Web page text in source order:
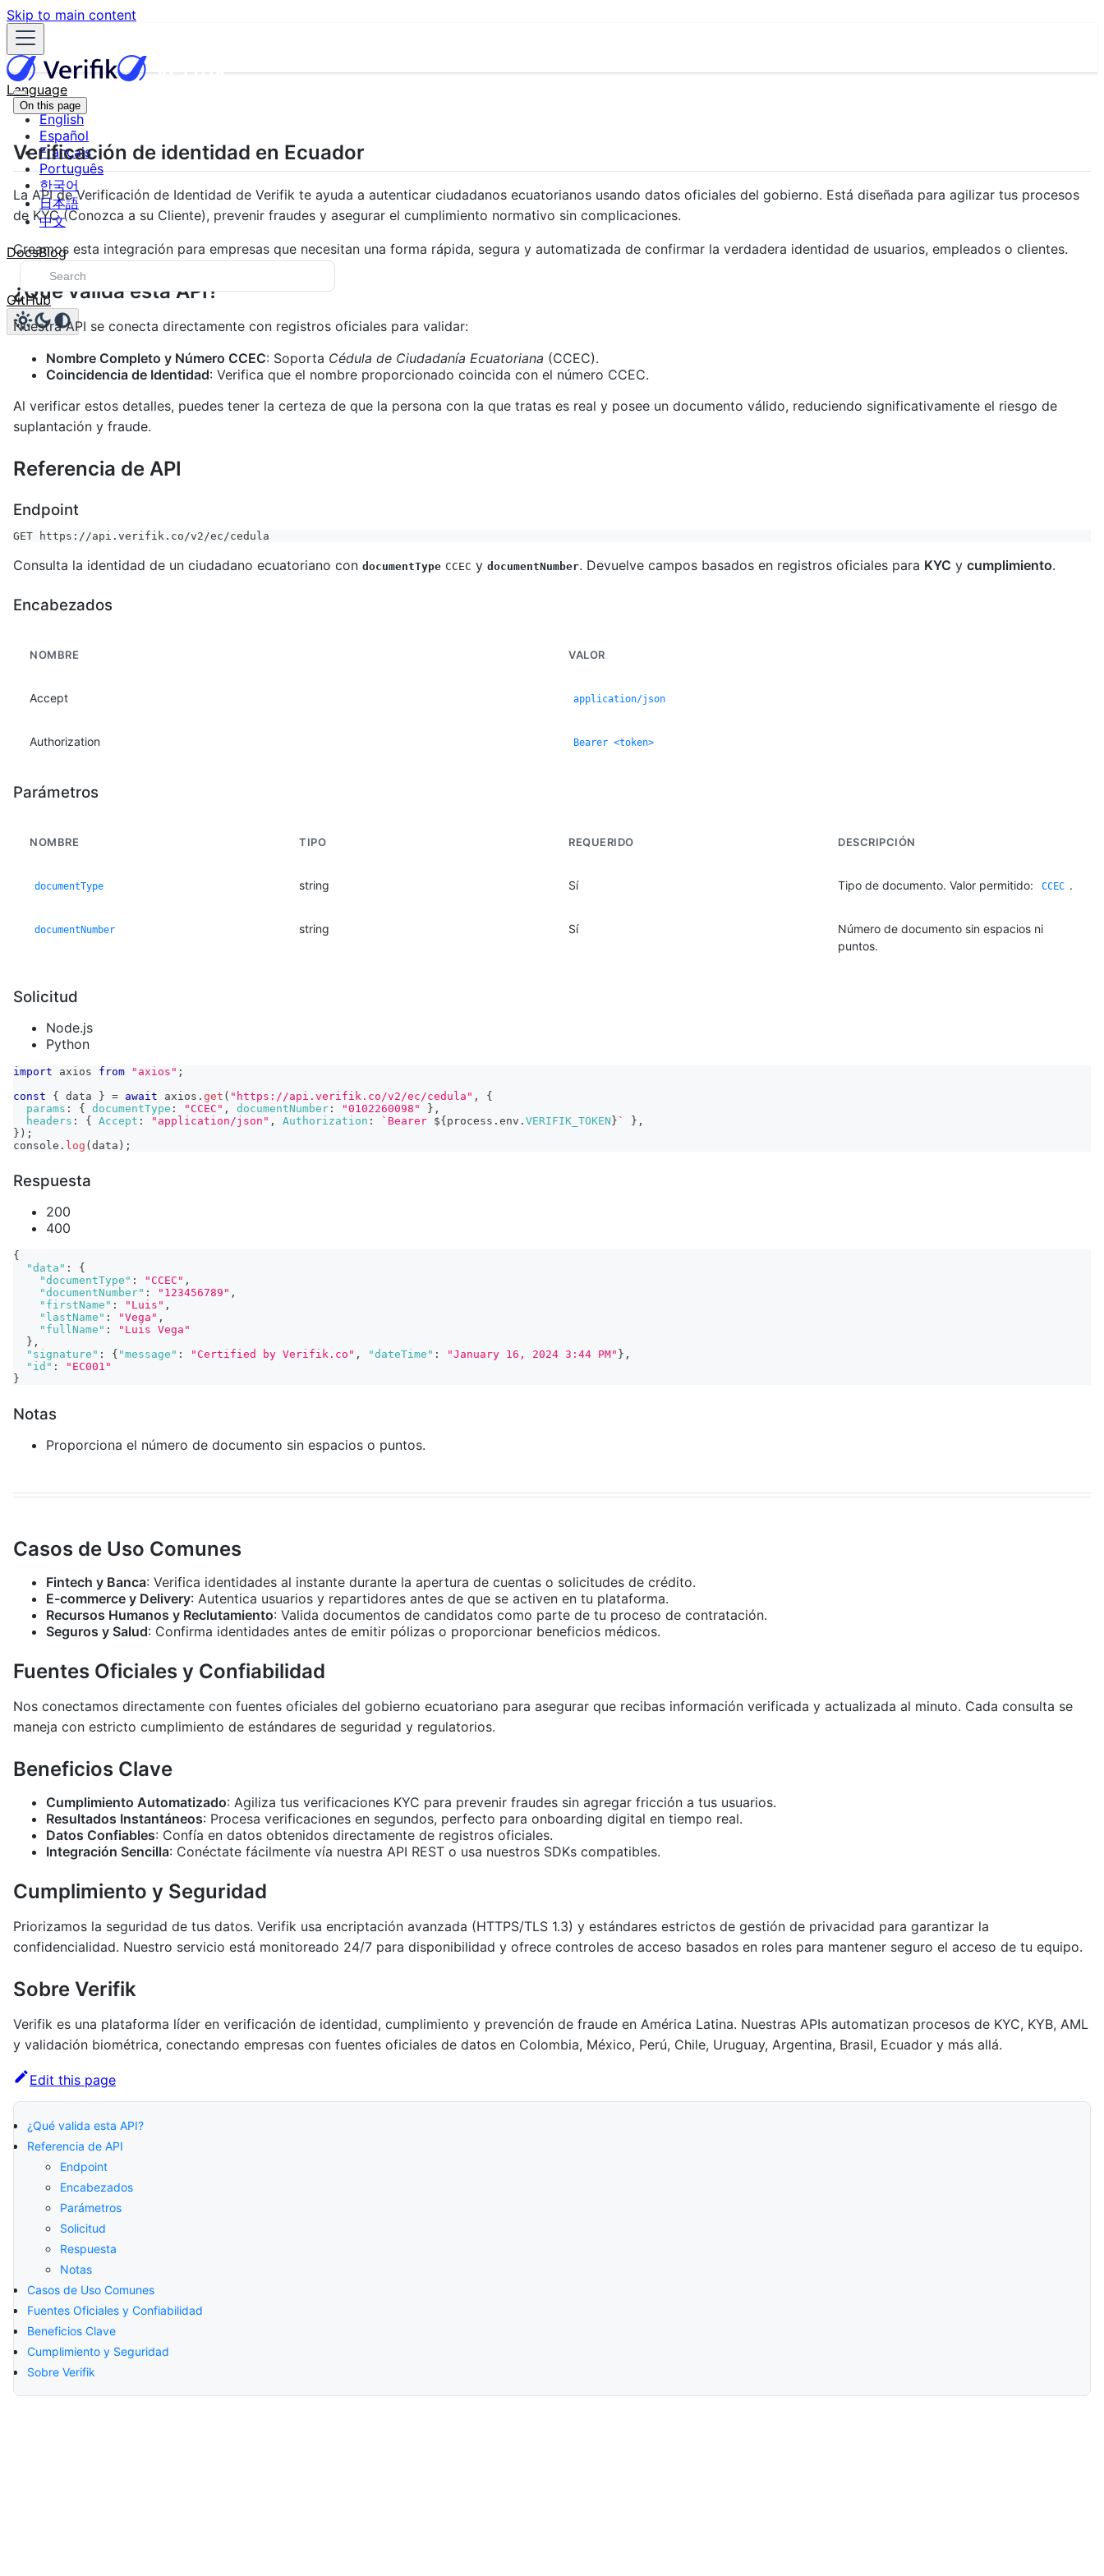
Skip to main content
Language
English
Español
Français
Português
한국어
日本語
中文
DocsBlog
GitHub
On this page
Verificación de identidad en Ecuador
La API de Verificación de Identidad de Verifik te ayuda a autenticar ciudadanos ecuatorianos usando datos oficiales del gobierno. Está diseñada para agilizar tus procesos
de KYC (Conozca a su Cliente), prevenir fraudes y asegurar el cumplimiento normativo sin complicaciones.
Creamos esta integración para empresas que necesitan una forma rápida, segura y automatizada de confirmar la verdadera identidad de usuarios, empleados o clientes.
¿Qué valida esta API?
Nuestra API se conecta directamente con registros oficiales para validar:
Nombre Completo y Número CCEC: Soporta Cédula de Ciudadanía Ecuatoriana (CCEC).
Coincidencia de Identidad: Verifica que el nombre proporcionado coincida con el número CCEC.
Al verificar estos detalles, puedes tener la certeza de que la persona con la que tratas es real y posee un documento válido, reduciendo significativamente el riesgo de
suplantación y fraude.
Referencia de API
Endpoint
GET https://api.verifik.co/v2/ec/cedula
Consulta la identidad de un ciudadano ecuatoriano con documentType CCEC y documentNumber. Devuelve campos basados en registros oficiales para KYC y cumplimiento.
Encabezados
NOMBRE VALOR
Accept application/json
Authorization Bearer <token>
Parámetros
NOMBRE TIPO REQUERIDO DESCRIPCIÓN
documentType string Sí Tipo de documento. Valor permitido: CCEC .
documentNumber string Sí
Número de documento sin espacios ni
puntos.
Solicitud
Node.js
Python
import axios from "axios" ;
const
{ data } = await axios . get ( "https://api.verifik.co/v2/ec/cedula" ,
{
params : { documentType : "CCEC" , documentNumber : "0102260098" } ,
headers : { Accept : "application/json" , Authorization : ` Bearer ${ process . env . VERIFIK_TOKEN } ` } ,
} ) ;
console . log ( data ) ;
Respuesta
200
400
{
"data" :
{
"documentType" : "CCEC" ,
"documentNumber" : "123456789" ,
"firstName" : "Luis" ,
"lastName" : "Vega" ,
"fullName" :
"Luis Vega"
} ,
"signature" : { "message" : "Certified by Verifik.co" , "dateTime" : "January 16, 2024 3:44 PM" } ,
"id" :
"EC001"
}
Notas
Proporciona el número de documento sin espacios o puntos.
Casos de Uso Comunes
Fintech y Banca: Verifica identidades al instante durante la apertura de cuentas o solicitudes de crédito.
E-commerce y Delivery: Autentica usuarios y repartidores antes de que se activen en tu plataforma.
Recursos Humanos y Reclutamiento: Valida documentos de candidatos como parte de tu proceso de contratación.
Seguros y Salud: Confirma identidades antes de emitir pólizas o proporcionar beneficios médicos.
Fuentes Oficiales y Confiabilidad
Nos conectamos directamente con fuentes oficiales del gobierno ecuatoriano para asegurar que recibas información verificada y actualizada al minuto. Cada consulta se
maneja con estricto cumplimiento de estándares de seguridad y regulatorios.
Beneficios Clave
Cumplimiento Automatizado: Agiliza tus verificaciones KYC para prevenir fraudes sin agregar fricción a tus usuarios.
Resultados Instantáneos: Procesa verificaciones en segundos, perfecto para onboarding digital en tiempo real.
Datos Confiables: Confía en datos obtenidos directamente de registros oficiales.
Integración Sencilla: Conéctate fácilmente vía nuestra API REST o usa nuestros SDKs compatibles.
Cumplimiento y Seguridad
Priorizamos la seguridad de tus datos. Verifik usa encriptación avanzada (HTTPS/TLS 1.3) y estándares estrictos de gestión de privacidad para garantizar la
confidencialidad. Nuestro servicio está monitoreado 24/7 para disponibilidad y ofrece controles de acceso basados en roles para mantener seguro el acceso de tu equipo.
Sobre Verifik
Verifik es una plataforma líder en verificación de identidad, cumplimiento y prevención de fraude en América Latina. Nuestras APIs automatizan procesos de KYC, KYB, AML
y validación biométrica, conectando empresas con fuentes oficiales de datos en Colombia, México, Perú, Chile, Uruguay, Argentina, Brasil, Ecuador y más allá.
Edit this page
¿Qué valida esta API?
Referencia de API
Endpoint
Encabezados
Parámetros
Solicitud
Respuesta
Notas
Casos de Uso Comunes
Fuentes Oficiales y Confiabilidad
Beneficios Clave
Cumplimiento y Seguridad
Sobre Verifik